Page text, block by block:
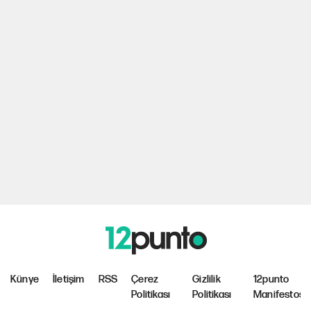
Künye İletişim RSS
Çerez
Politikası
Gizlilik
Politikası
12punto
Manifestosu